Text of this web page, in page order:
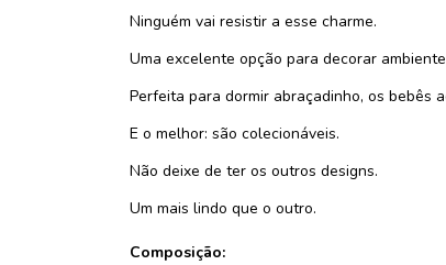
Ninguém vai resistir a esse charme.
Uma excelente opção para decorar
Perfeita para dormir abraçadinho, os bebês
E o melhor: são colecionáveis.
Não deixe de ter os outros designs.
Um mais lindo que o outro.
Composição: